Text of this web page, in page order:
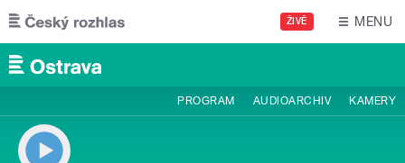
Přejít k hlavnímu obsahu
ŽIVĚ MENU
PROGRAM AUDIOARCHIV KAMERY